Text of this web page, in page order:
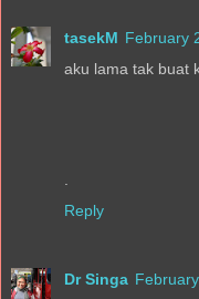
tasekM February
aku lama tak buat
Reply
Dr Singa